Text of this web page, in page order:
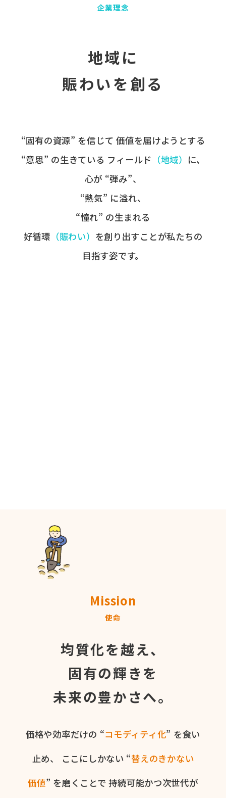
企業理念
地域に
賑わいを創る
“固有の​資源” を​信じて 価値を​届けようとする​
“意思” の​生きている フィールド ​（地域） に、
心が​ “弾み”、
“熱気” に​溢れ、
“憧れ” の​生まれる
好循環 ​（賑わい） を​創り出すことが​私たちの​
目指す姿です。​
Mission
使命
均質化を越え、
固有の輝きを
未来の豊かさへ。
価格や​効率だけの​ “コモディティ化” を​食い​
止め、
ここに​しかない​ “替えの​きかない​
価値” を​磨く​ことで 持続可能かつ次世代が​